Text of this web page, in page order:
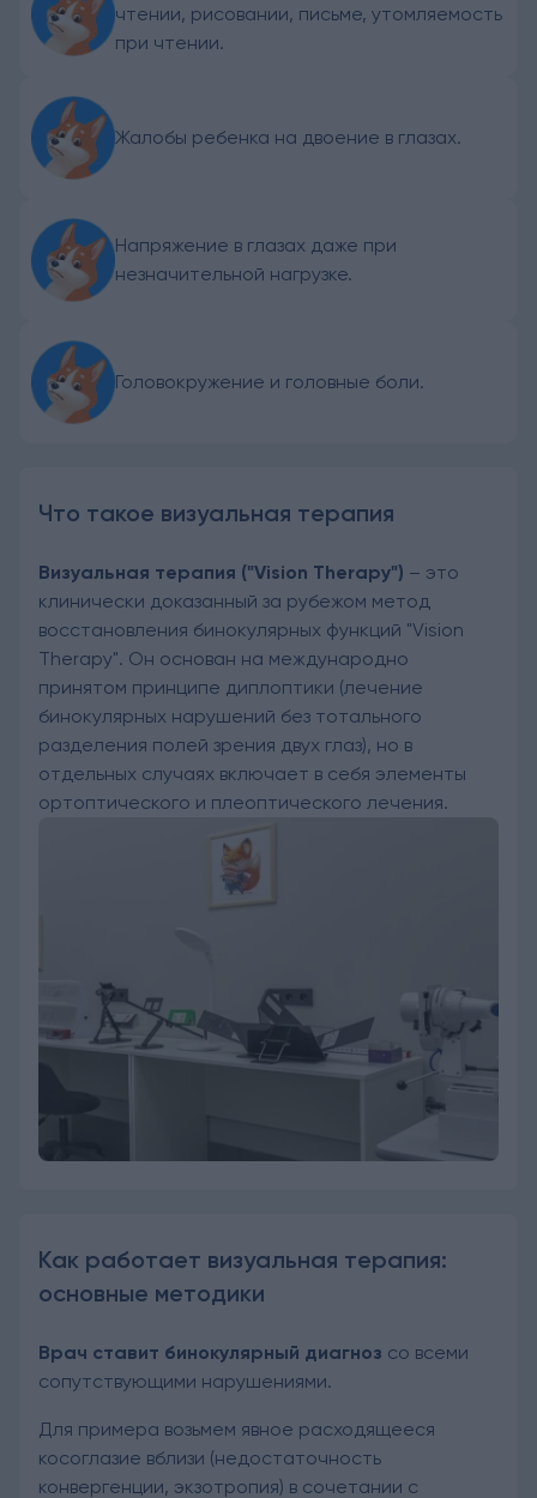
чтении, рисовании, письме, утомляемость
при чтении.
Жалобы ребенка на двоение в глазах.
Напряжение в глазах даже при
незначительной нагрузке.
Головокружение и головные боли.
Что такое визуальная терапия
Визуальная терапия ("Vision Therapy") – это
клинически доказанный за рубежом метод
восстановления бинокулярных функций "Vision
Therapy". Он основан на международно
принятом принципе диплоптики (лечение
бинокулярных нарушений без тотального
разделения полей зрения двух глаз), но в
отдельных случаях включает в себя элементы
ортоптического и плеоптического лечения.
Как работает визуальная терапия:
основные методики
Врач ставит бинокулярный диагноз со всеми
сопутствующими нарушениями.
Для примера возьмем явное расходящееся
косоглазие вблизи (недостаточность
конвергенции, экзотропия) в сочетании с